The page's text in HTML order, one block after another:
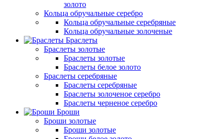
золото
Кольца обручальные серебро
Кольца обручальные серебряные
Кольца обручальные золоченые
Браслеты
Браслеты золотые
Браслеты золотые
Браслеты белое золото
Браслеты серебряные
Браслеты cеребряные
Браслеты золоченое серебро
Браслеты черненое серебро
Броши
Броши золотые
Броши золотые